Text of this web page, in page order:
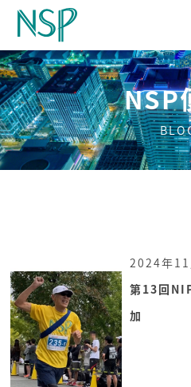
NSP
2024年11
第13回
加